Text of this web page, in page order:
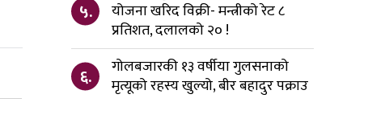
५.
योजना खरिद विक्री- मन्त्रीको रेट ८
प्रतिशत, दलालको २० !
६.
गोलबजारकी १३ वर्षीया गुलसनाको
मृत्यूको रहस्य खुल्यो, बीर बहादुर पक्राउ